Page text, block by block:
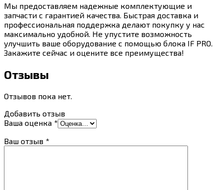
Мы предоставляем надежные комплектующие и
запчасти с гарантией качества. Быстрая доставка и
профессиональная поддержка делают покупку у нас
максимально удобной. Не упустите возможность
улучшить ваше оборудование с помощью блока IF PRO.
Закажите сейчас и оцените все преимущества!
Отзывы
Отзывов пока нет.
Добавить отзыв
Ваша оценка *
Ваш отзыв *